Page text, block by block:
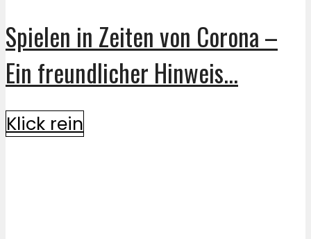
Spielen in Zeiten von Corona –
Ein freundlicher Hinweis...
Klick rein